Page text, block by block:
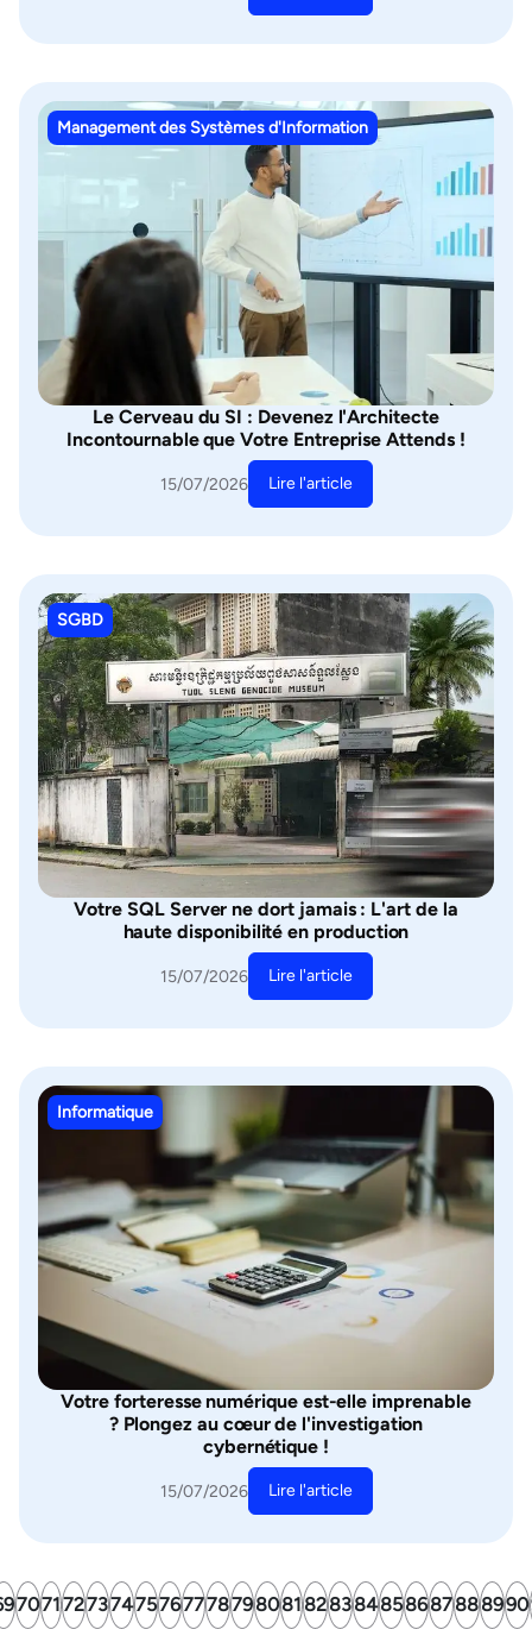
Management des Systèmes d'Information
Le Cerveau du SI : Devenez l'Architecte
Incontournable que Votre Entreprise Attends !
15/07/2026 Lire l'article
SGBD
Votre SQL Server ne dort jamais : L'art de la
haute disponibilité en production
15/07/2026 Lire l'article
Informatique
Votre forteresse numérique est-elle imprenable
? Plongez au cœur de l'investigation
cybernétique !
15/07/2026 Lire l'article
707172737475767778798081828384858687888990